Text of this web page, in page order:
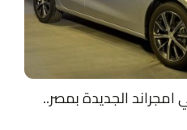
امجراند الجديدة بمصر..